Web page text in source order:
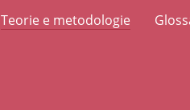
Teorie e metodologie